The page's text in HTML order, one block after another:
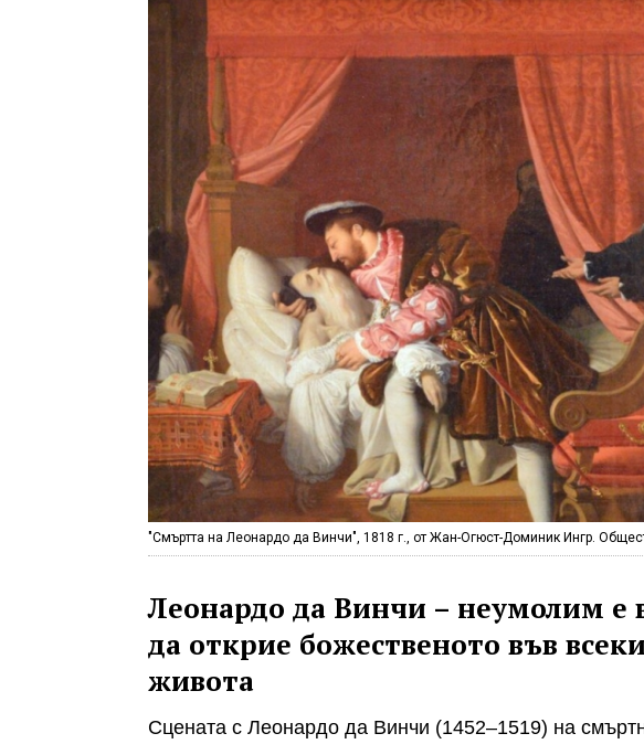
"Смъртта на Леонардо да Винчи", 1818 г., от Жан-Огюст-Доминик Ингр.
Леонардо да Винчи – неумолим е
да открие божественото във
живота
Сцената с Леонардо да Винчи (1452–1519) на